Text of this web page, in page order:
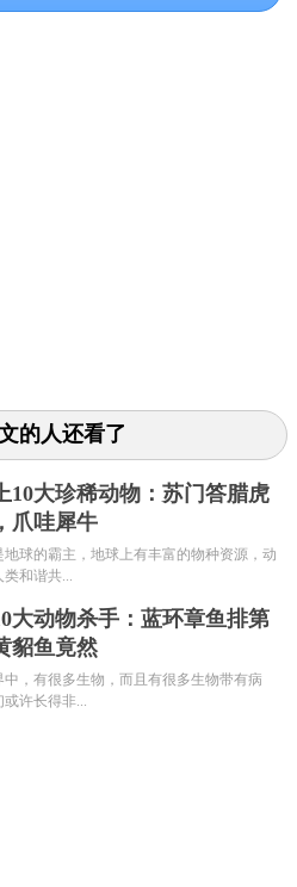
洋和大西洋等海域之中，
群活动。由于过度的捕捞问
被列入到保护对象之中，如
就会灭绝。
3 下一页
的人还看了
10大珍稀动物：苏门答腊虎
爪哇犀牛
地球的霸主，地球上有丰富的物种资源，动
类和谐共...
大动物杀手：蓝环章鱼排第
貂鱼竟然
中，有很多生物，而且有很多生物带有病
或许长得非...